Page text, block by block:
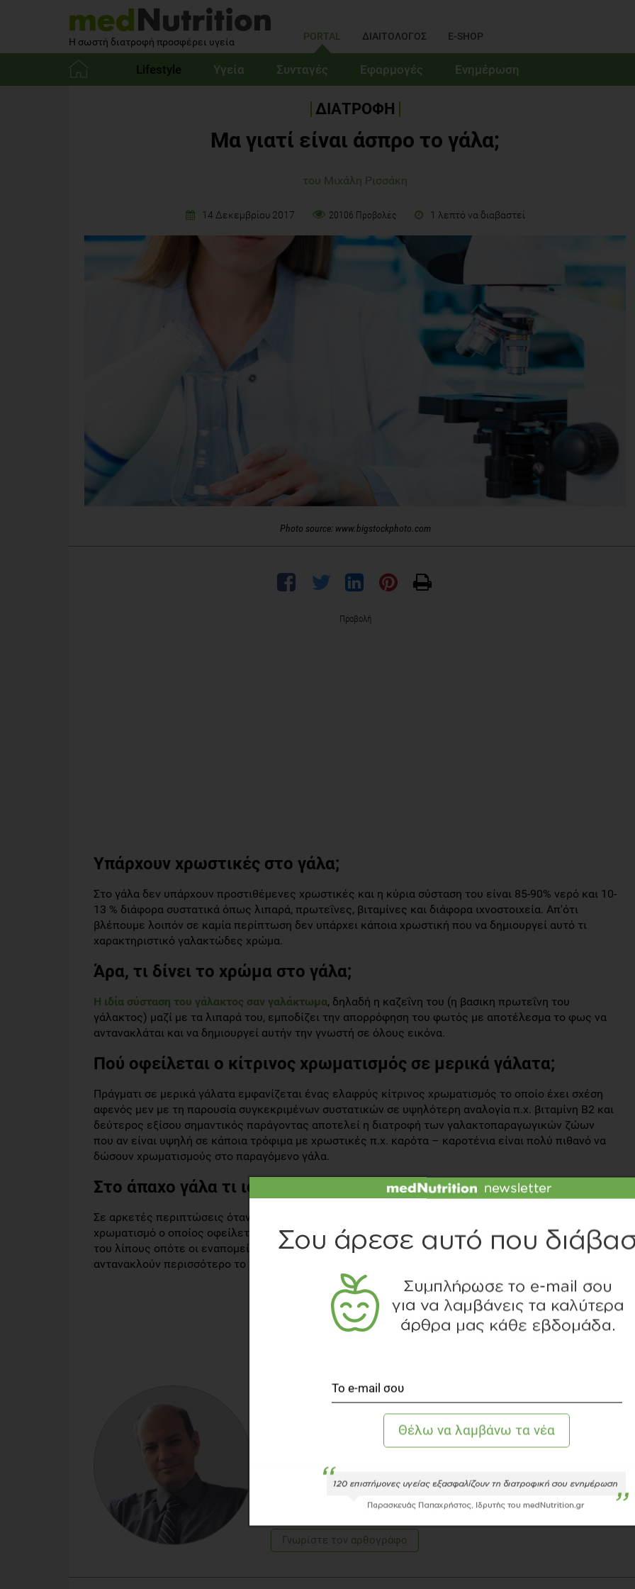
Η σωστή διατροφή προσφέρει υγεία PORTAL ΔΙΑΙΤΟΛΟΓΟΣ E-SHOP
Lifestyle Υγεία Συνταγές Εφαρμογές Ενημέρωση
ΔΙΑΤΡΟΦΗ
Μα γιατί είναι άσπρο το γάλα;
του Μιχάλη Ρισσάκη
14 Δεκεμβρίου 2017 20106 Προβολές 1 λεπτό να διαβαστεί
Photo source: www.bigstockphoto.com
Προβολή
Υπάρχουν χρωστικές στο γάλα;
Στο γάλα δεν υπάρχουν προστιθέμενες χρωστικές και η κύρια σύσταση του είναι 85-90% νερό και 10-
13 % διάφορα συστατικά όπως λιπαρά, πρωτεΐνες, βιταμίνες και διάφορα ιχνοστοιχεία. Απ'ότι
βλέπουμε λοιπόν σε καμία περίπτωση δεν υπάρχει κάποια χρωστική που να δημιουργεί αυτό τι
χαρακτηριστικό γαλακτώδες χρώμα.
Άρα, τι δίνει το χρώμα στο γάλα;
Η ιδία σύσταση του γάλακτος σαν γαλάκτωμα, δηλαδή η καζεΐνη του (η βασικη πρωτεΐνη του
γάλακτος) μαζί με τα λιπαρά του, εμποδίζει την απορρόφηση του φωτός με αποτέλεσμα το φως να
αντανακλάται και να δημιουργεί αυτήν την γνωστή σε όλους εικόνα.
Πού οφείλεται ο κίτρινος χρωματισμός σε μερικά γάλατα;
Πράγματι σε μερικά γάλατα εμφανίζεται ένας ελαφρύς κίτρινος χρωματισμός το οποίο έχει σχέση
αφενός μεν με τη παρουσία συγκεκριμένων συστατικών σε υψηλότερη αναλογία π.χ. βιταμίνη Β2 και
δεύτερος εξίσου σημαντικός παράγοντας αποτελεί η διατροφή των γαλακτοπαραγωγικών ζώων
που αν είναι υψηλή σε κάποια τρόφιμα με χρωστικές π.χ. καρότα – καροτένια είναι πολύ πιθανό να
δώσουν χρωματισμούς στο παραγόμενο γάλα.
Στο άπαχο γάλα τι ισχύει;
Σε αρκετές περιπτώσεις όταν αγοράζουμε άπαχο γάλα βλέπουμε έναν ελαφρύ πράσινο- μπλε
χρωματισμό ο οποίος οφείλεται ακριβώς στο γεγονός της απομάκρυνσης των λιποσφαιρίων δηλαδή
του λίπους οπότε οι εναπομείναντες πρωτεΐνες ( καζεΐνης) απορροφούν όλα τα χρώματα και
αντανακλούν περισσότερο το γαλάζιο τμήμα από το φάσμα.
ΜΙΧΆΛΗΣ ΡΙΣΣΆΚΗΣ
Τεχνολόγος Τροφίμων, M.Sc.
Ο Μιχάλης Ρισσάκης είναι Τεχνολόγος Τροφίμων με
μεταπτυχιακές σπουδές ( M.Sc with distinction) στην
Strategic Quality Management). Εργάζεται σε διάφορες εταιρείες
τροφίμων καθώς και στο επιστημονικό τμήμα του medNutrition σε
ειδικά θέματα ποιότητας, ασφάλειας και τεχνολογίας τροφίμων .
Γνωρίστε τoν αρθογράφο